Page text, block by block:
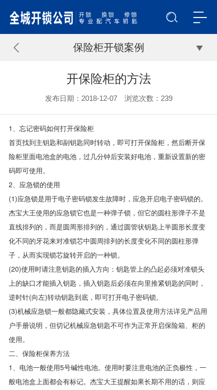
保险柜开锁案例
开保险柜的方法
发布日期：2018-12-07 浏览次数： 239
1、忘记密码如何打开保险柜
首页找到主钥匙和副钥匙同时转动，即可打开保险柜，然后断开保
险柜里面电池盒的电池，过几分钟后安装好电池，重新设置新的密
码即可使用。
2、应急锁的使用
(1)应急锁是用于电子密码锁发生故障时，应急开启电子密码锁的。
杰宝大王使用的应急锁它也是一种弹子锁，但它的圆柱形弹子不是
直线排列的，而是圆周形排列的，通过圆管状钥匙上半圆形长度变
化不同的牙花来对准锁芯中圆周排列的长度变化不同的圆柱形弹
子，从而实现锁芯旋转开启的一种锁。
(20)使用时请注意钥匙的插入方向：钥匙管上的凸起必须对准锁头
上的缺口才能插入钥匙，插入钥匙后必须在向里推紧钥匙的同时，
逆时针(向左)转动钥匙到底，即可打开电子密码锁。
(3)机械应急锁一般都隐藏式安装，具体位置及使用方法详见产品用
户手册说明，但切记机械应急钥匙不可作为正常开启保险箱、柜的
使用。
二、保险柜保养方法
1、电池一般使用5号碱性电池。使用时要注意电池的正负极性，一
般电池盒上面都会有标记。杰宝大王提醒如果长期不用的话，则应